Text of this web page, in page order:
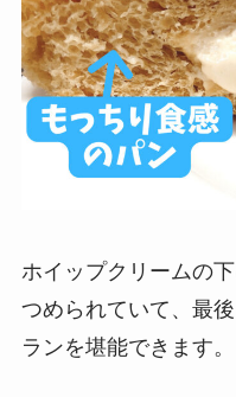
ホイップクリームの
つめられていて、最
ランを堪能できます。